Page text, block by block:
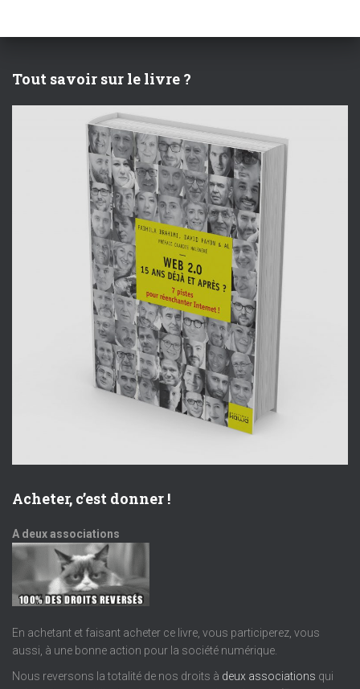
Tout savoir sur le livre ?
Acheter, c’est donner !
A deux associations
En achetant et faisant acheter ce livre, vous participerez, vous
aussi, à une bonne action pour la société numérique.
Nous reversons la totalité de nos droits à deux associations qui